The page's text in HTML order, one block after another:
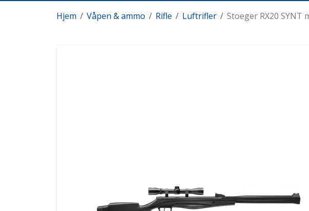
/
Hjem /
Våpen & ammo /
Rifle /
Luftrifler Stoeger RX20 SYNT